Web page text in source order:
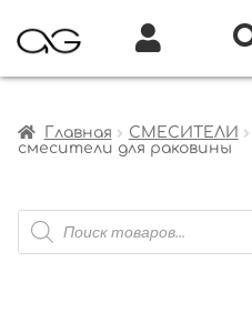
Главная СМЕСИТЕЛИ
смесители для раковины
Поиск
товаров